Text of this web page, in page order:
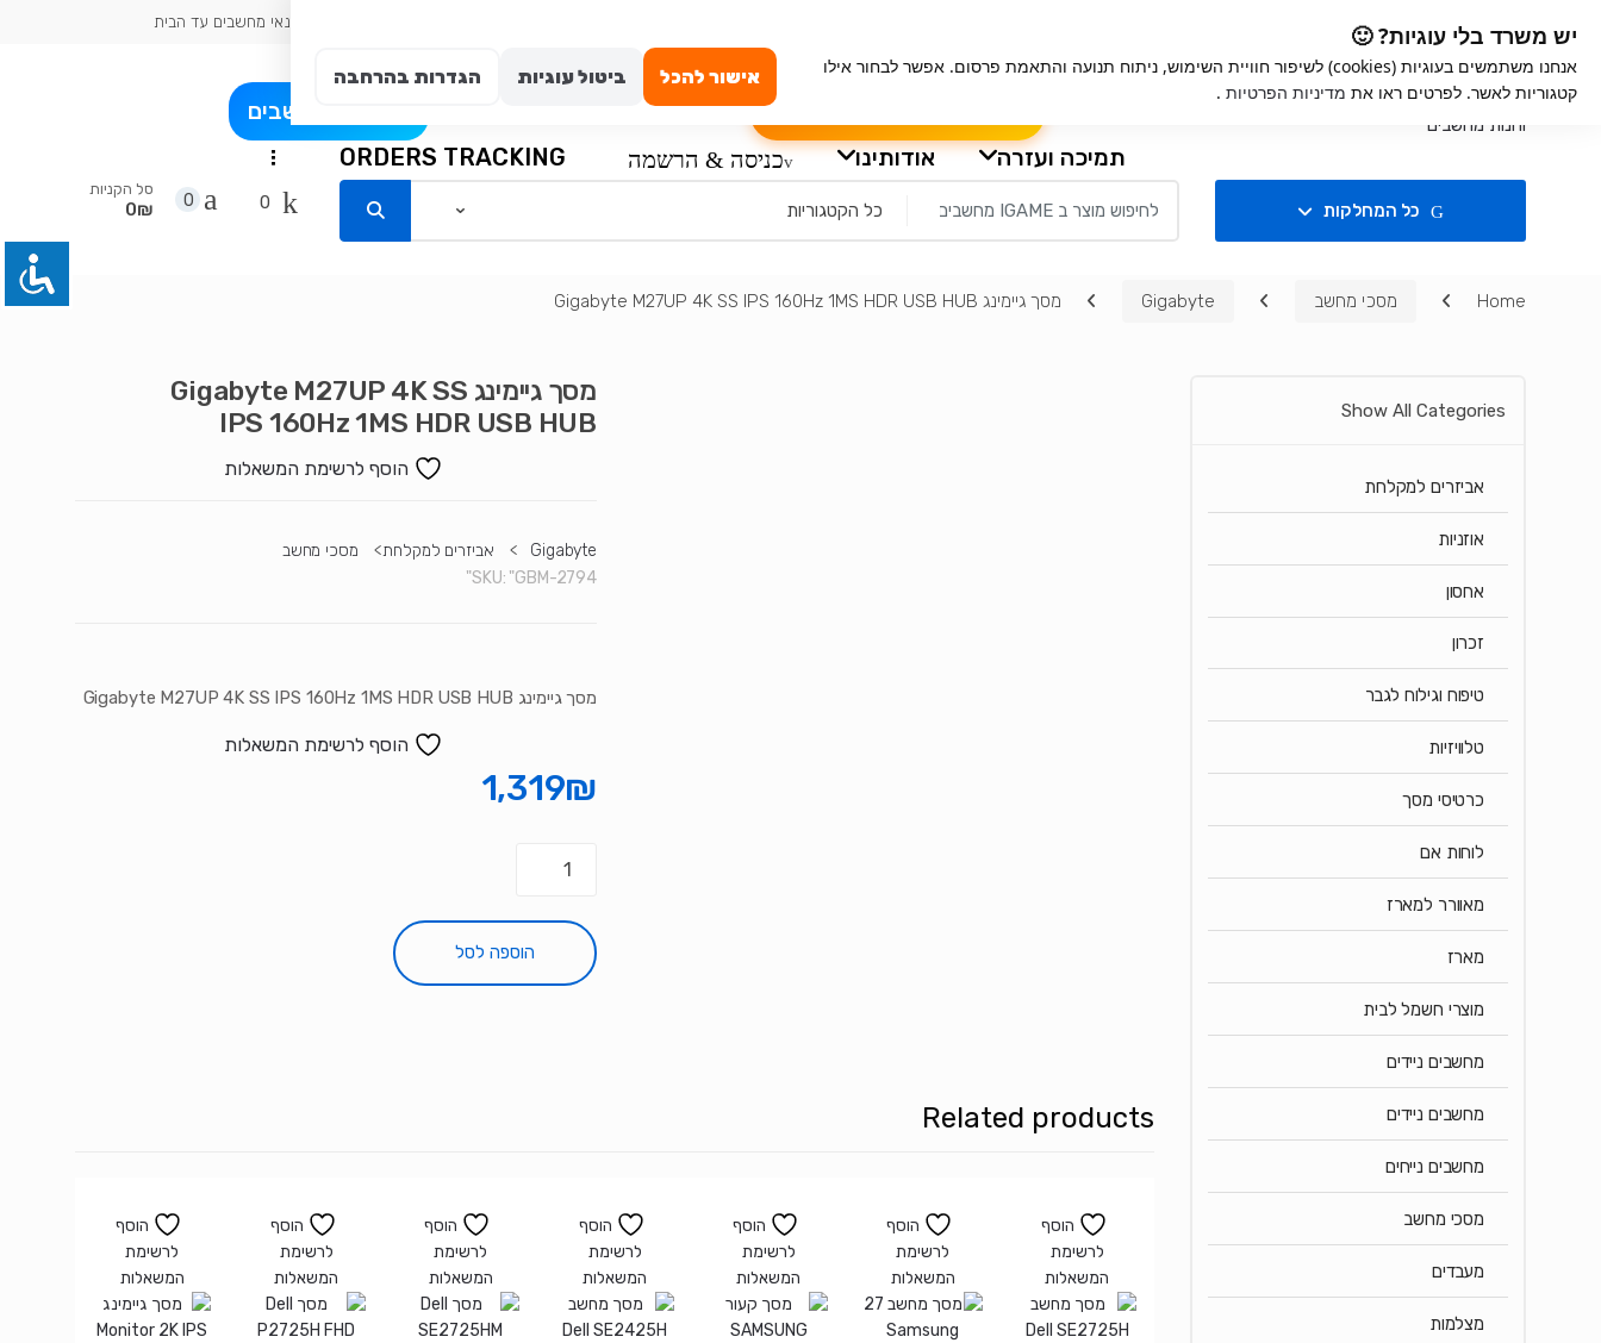
יש משרד בלי עוגיות? 🙂
אנחנו משתמשים בעוגיות (cookies) לשיפור חוויית השימוש, ניתוח תנועה והתאמת פרסום. אפשר לבחור אילו
קטגוריות לאשר. לפרטים ראו את מדיניות הפרטיות .
אישור להכל ביטול עוגיות הגדרות בהרחבה
navigation
content
טכנאי מחשבים עד הבית
הרכבה עצמית למחשב שאלון לבקשת מפרט
בלוג מחשבים
תמיכה ועזרה
אודותינו כניסה & הרשמה ORDERS TRACKING
...
כל המחלקות 0
0
סל הקניות
0₪
Home מסכי מחשב Gigabyte מסך גיימינג Gigabyte M27UP 4K SS IPS 160Hz 1MS HDR USB HUB
מסך גיימינג Gigabyte M27UP 4K SS
IPS 160Hz 1MS HDR USB HUB
הוסף לרשימת המשאלות
Gigabyte
> אביזרים למקלחת>
מסכי מחשב
SKU: "GBM-2794"
מסך גיימינג Gigabyte M27UP 4K SS IPS 160Hz 1MS HDR USB HUB
הוסף לרשימת המשאלות
1,319₪
מסך
גיימינג
Gigabyte
HUB
הוספה לסל
Related products
הוסף
לרשימת
המשאלות
הוסף
לרשימת
המשאלות
הוסף
לרשימת
המשאלות
הוסף
לרשימת
המשאלות
הוסף
לרשימת
המשאלות
הוסף
לרשימת
המשאלות
הוסף
לרשימת
המשאלות
Show All Categories
אביזרים למקלחת
אוזניות
אחסון
זכרון
טיפוח וגילוח לגבר
טלוויזיות
כרטיסי מסך
לוחות אם
מאוורר למארז
מארז
מוצרי חשמל לבית
מחשבים ניידים
מחשבים ניידים
מחשבים נייחים
מסכי מחשב
מעבדים
מצלמות